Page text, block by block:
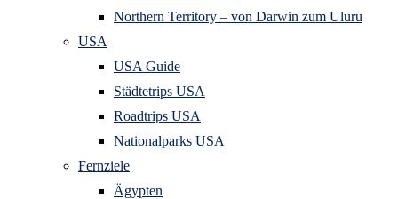
Northern Territory – von Darwin zum Uluru
USA
USA Guide
Städtetrips USA
Roadtrips USA
Nationalparks USA
Fernziele
Ägypten